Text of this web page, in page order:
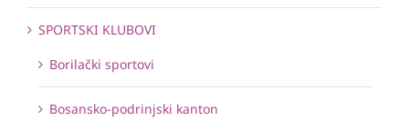
SPORTSKI KLUBOVI
Borilački sportovi
Bosansko-podrinjski kanton